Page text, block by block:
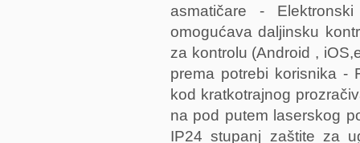
asmatičare -
omogućava daljinsku
za kontrolu (Android ,
prema potrebi korisnika -
kod kratkotrajnog
na pod putem laserskog
IP24 stupanj zaštite za